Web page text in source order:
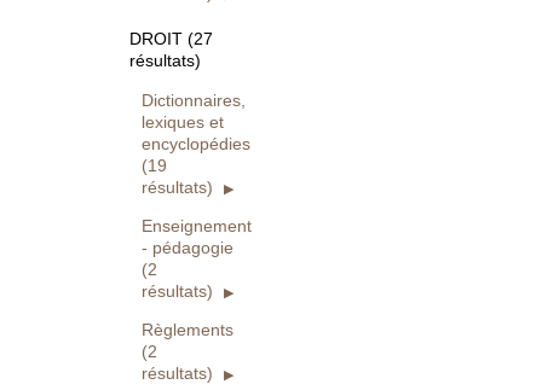
DROIT (27
résultats)
Dictionnaires,
lexiques et
encyclopédies
(19
résultats)
Enseignement
- pédagogie
(2
résultats)
Règlements
(2
résultats)